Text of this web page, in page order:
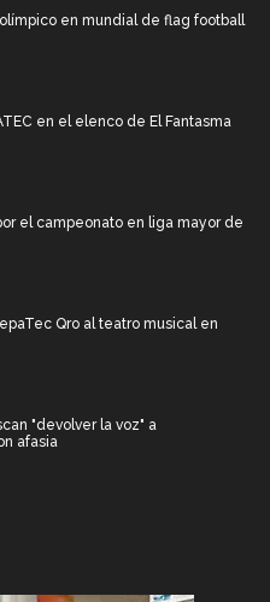
en mundial de flag football
en el elenco de El Fantasma
el campeonato en liga mayor de
Qro al teatro musical en
"devolver la voz" a
afasia